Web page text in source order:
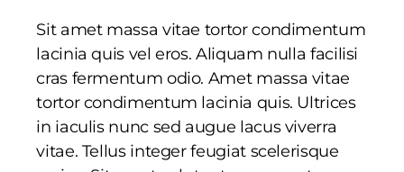
Sit amet massa vitae tortor condimentum
lacinia quis vel eros. Aliquam nulla facilisi
cras fermentum odio. Amet massa vitae
tortor condimentum lacinia quis. Ultrices
in iaculis nunc sed augue lacus viverra
vitae. Tellus integer feugiat scelerisque